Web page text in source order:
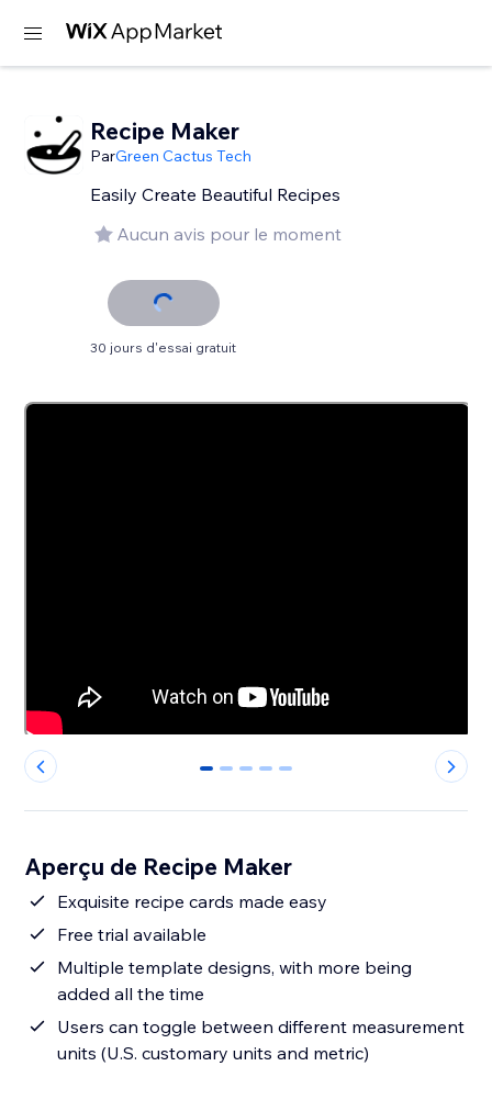
Recipe Maker
ParGreen Cactus Tech
Easily Create Beautiful Recipes
Aucun avis pour le moment
30 jours d'essai gratuit
0 1 2 3 4
Aperçu de Recipe Maker
Exquisite recipe cards made easy
Free trial available
Multiple template designs, with more being
added all the time
Users can toggle between different measurement
units (U.S. customary units and metric)